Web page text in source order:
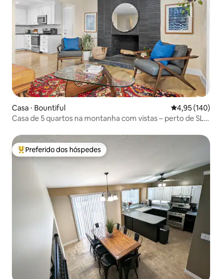
Casa ⋅ Bountiful 4,95 de uma
4,95 (140)
Casa de 5 quartos na montanha com vistas – perto de SLC
Entre os melhores preferidos dos hóspedes
Preferido dos hóspedes